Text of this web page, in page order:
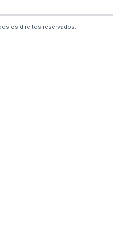
os direitos reservados.